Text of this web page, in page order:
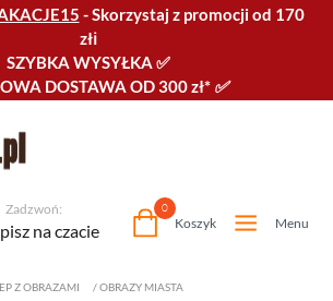
-Skorzystaj z promocji od 170
złℹ️
SZYBKA WYSYŁKA ✅
DOSTAWA OD 300 zł* ✅
Zadzwoń:
na czacie Koszyk
0
Menu
Z OBRAZAMI /OBRAZY MIASTA